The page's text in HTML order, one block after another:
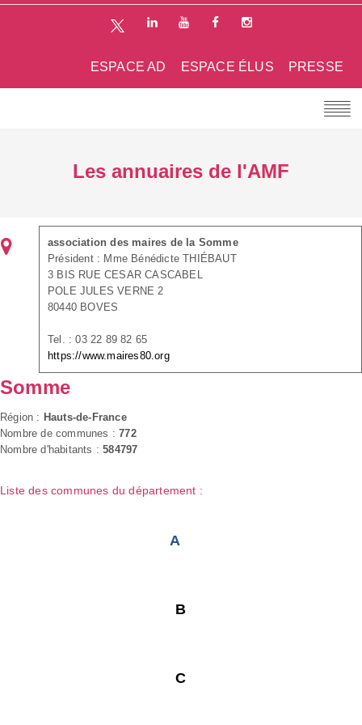
PRESSE
ESPACE ÉLUS
ESPACE AD
Les annuaires de l'AMF
association des maires de la Somme
Président : Mme Bénédicte THIÉBAUT
3 BIS RUE CESAR CASCABEL
POLE JULES VERNE 2
80440 BOVES
Tel. : 03 22 89 82 65
https://www.maires80.org
Somme
Région : Hauts-de-France
Nombre de communes :772
Nombre d'habitants :584797
Liste des communes du département :
A
B
C